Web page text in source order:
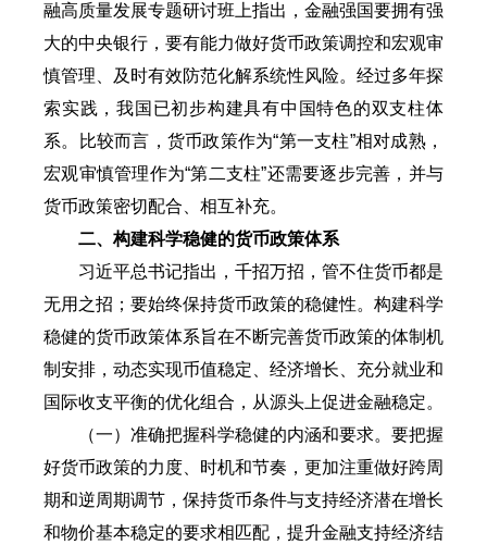
融高质量发展专题研讨班上指出，金融强国要拥有强
大的中央银行，要有能力做好货币政策调控和宏观审
慎管理、及时有效防范化解系统性风险。经过多年探
索实践，我国已初步构建具有中国特色的双支柱体
系。比较而言，货币政策作为“第一支柱”相对成熟，
宏观审慎管理作为“第二支柱”还需要逐步完善，并与
货币政策密切配合、相互补充。
二、构建科学稳健的货币政策体系
习近平总书记指出，千招万招，管不住货币都是
无用之招；要始终保持货币政策的稳健性。构建科学
稳健的货币政策体系旨在不断完善货币政策的体制机
制安排，动态实现币值稳定、经济增长、充分就业和
国际收支平衡的优化组合，从源头上促进金融稳定。
（一）准确把握科学稳健的内涵和要求。要把握
好货币政策的力度、时机和节奏，更加注重做好跨周
期和逆周期调节，保持货币条件与支持经济潜在增长
和物价基本稳定的要求相匹配，提升金融支持经济结